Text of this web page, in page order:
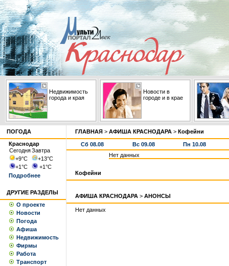
Недвижимость
города и края
Новости в
городе и в крае
ПОГОДА
Краснодар
СегодняЗавтра
+9°С +13°С
+1°С +1°С
Подробнее
ДРУГИЕ РАЗДЕЛЫ
О проекте
Новости
Погода
Афиша
Недвижимость
Фирмы
Работа
Транспорт
ГЛАВНАЯ > АФИША КРАСНОДАРА > Кофейни
Сб 08.08 Вс 09.08
Пн 10.08
Нет данных
Кофейни
АФИША КРАСНОДАРА > АНОНСЫ
Нет данных